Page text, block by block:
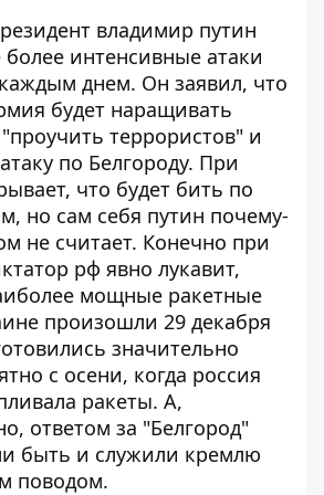
владимир путин
интенсивные атаки
днем. Он заявил, что
будет наращивать
террористов" и
по Белгороду. При
что будет бить по
но сам себя путин почему-
не считает. Конечно при
рф явно лукавит,
мощные ракетные
произошли 29 декабря
значительно
с осени, когда россия
ракеты. А,
ответом за "Белгород"
быть и служили кремлю
поводом.